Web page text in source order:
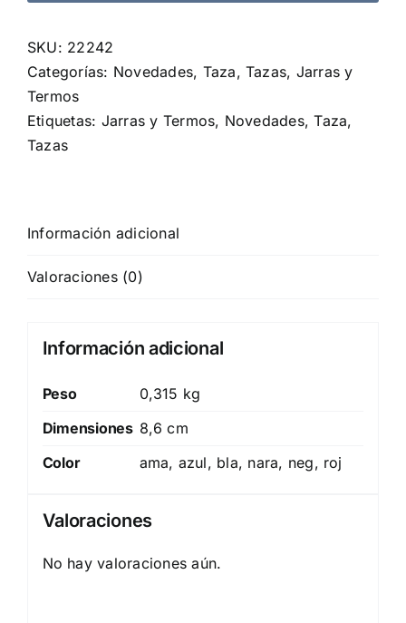
SKU: 22242
Categorías: Novedades, Taza, Tazas, Jarras y
Termos
Etiquetas: Jarras y Termos, Novedades,Taza,
Tazas
Información adicional
Valoraciones (0)
Información adicional
Peso
0,315 kg
Dimensiones 8,6 cm
Color
ama, azul, bla, nara, neg, roj
Valoraciones
No hay valoraciones aún.